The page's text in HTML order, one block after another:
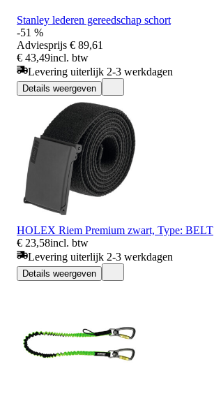
Stanley lederen gereedschap schort
-51 %
Adviesprijs € 89,61
€ 43,49incl. btw
Levering uiterlijk 2-3 werkdagen
Details weergeven
HOLEX Riem Premium zwart, Type: BELT
€ 23,58incl. btw
Levering uiterlijk 2-3 werkdagen
Details weergeven